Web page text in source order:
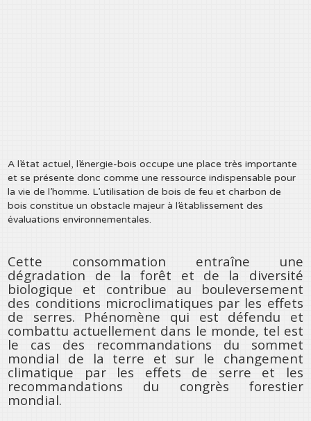
A l’état actuel, l’énergie-bois occupe une place très importante
et se présente donc comme une ressource indispensable pour
la vie de l’homme. L’utilisation de bois de feu et charbon de
bois constitue un obstacle majeur à l’établissement des
évaluations environnementales.
Cette consommation entraîne une
dégradation de la forêt et de la diversité
biologique et contribue au bouleversement
des conditions microclimatiques par les effets
de serres. Phénomène qui est défendu et
combattu actuellement dans le monde, tel est
le cas des recommandations du sommet
mondial de la terre et sur le changement
climatique par les effets de serre et les
recommandations du congrès forestier
mondial.